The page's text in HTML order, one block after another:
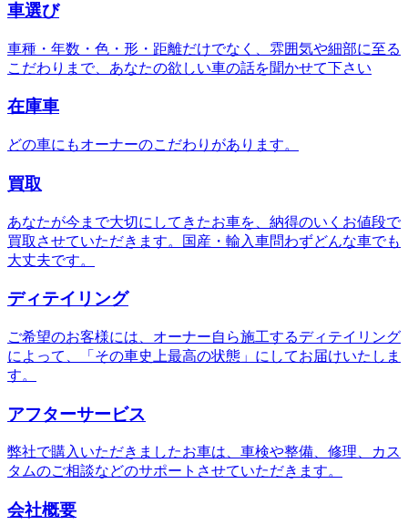
車選び
車種・年数・色・形・距離だけでなく、雰囲気や細部に至る
こだわりまで、あなたの欲しい車の話を聞かせて下さい
在庫車
どの車にもオーナーのこだわりがあります。
買取
あなたが今まで大切にしてきたお車を、納得のいくお値段で
買取させていただきます。国産・輸入車問わずどんな車でも
大丈夫です。
ディテイリング
ご希望のお客様には、オーナー自ら施工するディテイリング
によって、「その車史上最高の状態」にしてお届けいたしま
す。
アフターサービス
弊社で購入いただきましたお車は、車検や整備、修理、カス
タムのご相談などのサポートさせていただきます。
会社概要